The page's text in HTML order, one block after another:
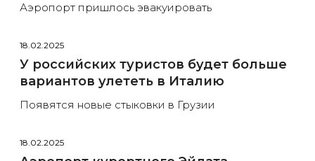
Аэропорт пришлось эвакуировать
18.02.2025
У российских туристов будет больше
вариантов улететь в Италию
Появятся новые стыковки в Грузии
18.02.2025